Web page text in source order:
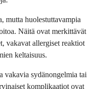
mutta huolestuttavampia
Näitä ovat merkittävät
vakavat allergiset reaktiot
keltaisuus.
vakavia sydänongelmia tai
komplikaatiot ovat